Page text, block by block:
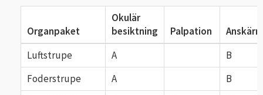
Organpaket
Okulär
besiktning
Palpation
Luftstrupe
A
B
Foderstrupe
A
B